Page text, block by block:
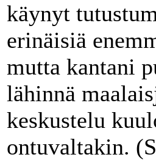
käynyt
erinäisiä
mutta kantani
lähinnä
keskustelu
ontuvaltakin.